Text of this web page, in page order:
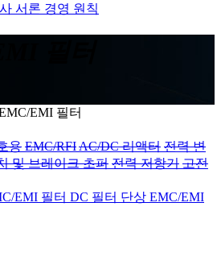
서론 경영 원칙
EMI 필터
용 EMC/RFIAC/DC 리액터 전력 변
및 브레이크 초퍼 전력 저항기 고전
EMI 필터 DC 필터 단상 EMC/EMI